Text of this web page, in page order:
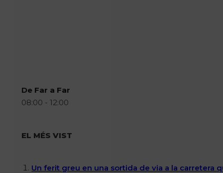
De Far a Far
08:00 - 12:00
EL MÉS VIST
Un ferit greu en una sortida de via a la carretera